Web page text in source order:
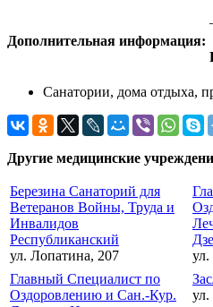
Дополнительная информация:
Санатории, дома отдыха,
Другие медицинские
Березина Санаторий для
Ветеранов Войны, Труда и
Инвалидов
Республиканский
ул. Лопатина, 207
ул.
Главный Специалист по
Оздоровлению и Сан.-Кур.
ул.